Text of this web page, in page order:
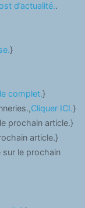
d’actualité..
}
complet.}
Cliquer ICI.}
prochain article.}
article.}
sur le prochain